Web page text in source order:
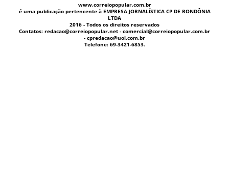
www.correiopopular.com.br
é uma publicação pertencente à EMPRESA JORNALÍSTICA CP DE RONDÔNIA
LTDA
2016 - Todos os direitos reservados
Contatos: redacao@correiopopular.net - comercial@correiopopular.com.br
- cpredacao@uol.com.br
Telefone: 69-3421-6853.